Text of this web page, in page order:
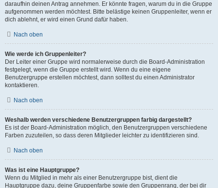
daraufhin deinen Antrag annehmen. Er könnte fragen, warum du in die Gruppe
aufgenommen werden möchtest. Bitte belästige keinen Gruppenleiter, wenn er
dich ablehnt, er wird einen Grund dafür haben.
Nach oben
Wie werde ich Gruppenleiter?
Der Leiter einer Gruppe wird normalerweise durch die Board-Administration
festgelegt, wenn die Gruppe erstellt wird. Wenn du eine eigene
Benutzergruppe erstellen möchtest, dann solltest du einen Administrator
kontaktieren.
Nach oben
Weshalb werden verschiedene Benutzergruppen farbig dargestellt?
Es ist der Board-Administration möglich, den Benutzergruppen verschiedene
Farben zuzuteilen, so dass deren Mitglieder leichter zu identifizieren sind.
Nach oben
Was ist eine Hauptgruppe?
Wenn du Mitglied in mehr als einer Benutzergruppe bist, dient die
Hauptgruppe dazu, deine Gruppenfarbe sowie den Gruppenrang, der bei dir